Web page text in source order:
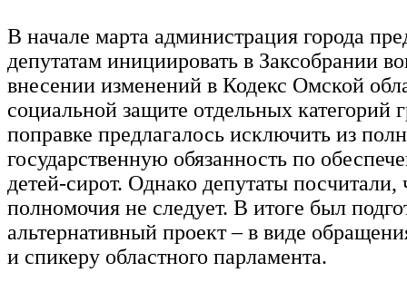
В начале марта администрация города
депутатам инициировать в Заксобрании
внесении изменений в Кодекс Омской
социальной защите отдельных категорий
поправке предлагалось исключить из
государственную обязанность по
детей-сирот. Однако депутаты посчитали,
полномочия не следует. В итоге был
альтернативный проект – в виде
и спикеру областного парламента.